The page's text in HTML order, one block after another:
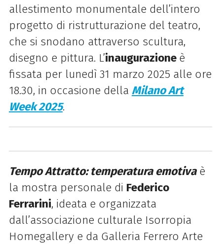
allestimento monumentale dell’intero
progetto di ristrutturazione del teatro,
che si snodano attraverso scultura,
disegno e pittura. L’inaugurazione è
fissata per lunedì 31 marzo 2025 alle ore
18.30, in occasione della Milano Art
Week 2025.
Tempo Attratto: temperatura emotivaè
la mostra personale di Federico
Ferrarini, ideata e organizzata
dall’associazione culturale Isorropia
Homegallery e da Galleria Ferrero Arte